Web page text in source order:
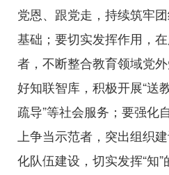
党恩、跟党走，持续筑牢
基础；要切实发挥作用，
者，不断整合教育领域党
好知联智库，积极开展“送
疏导”等社会服务；要强化
上争当示范者，突出组织
化队伍建设，切实发挥“知”